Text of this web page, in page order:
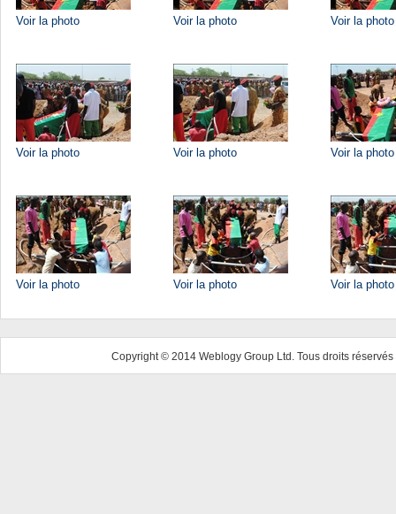
Voir la photo Voir la photo Voir la photo
Voir la photo Voir la photo Voir la photo
Voir la photo Voir la photo Voir la photo
Copyright © 2014 Weblogy Group Ltd. Tous droits